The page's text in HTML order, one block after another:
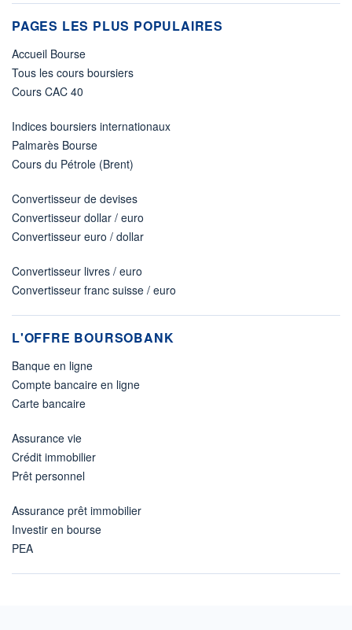
PAGES LES PLUS POPULAIRES
Accueil Bourse
Tous les cours boursiers
Cours CAC 40
Indices boursiers internationaux
Palmarès Bourse
Cours du Pétrole (Brent)
Convertisseur de devises
Convertisseur dollar / euro
Convertisseur euro / dollar
Convertisseur livres / euro
Convertisseur franc suisse / euro
L'OFFRE BOURSOBANK
Banque en ligne
Compte bancaire en ligne
Carte bancaire
Assurance vie
Crédit immobilier
Prêt personnel
Assurance prêt immobilier
Investir en bourse
PEA